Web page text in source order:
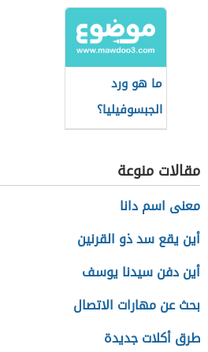
ما هو ورد
الجبسوفيليا؟
مقالات منوعة
معنى اسم دانا
أين يقع سد ذو القرنين
أين دفن سيدنا يوسف
بحث عن مهارات الاتصال
طرق أكلات جديدة